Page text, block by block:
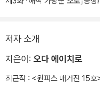
저자 소개
지은이: 오다 에이치로
최근작 : <원피스 매거진 15호